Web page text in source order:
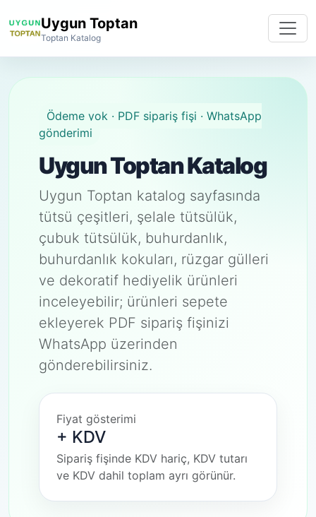
Uygun Toptan
Toptan Katalog
Ödeme yok · PDF sipariş fişi · WhatsApp
gönderimi
Uygun Toptan Katalog
Uygun Toptan katalog sayfasında
tütsü çeşitleri, şelale tütsülük,
çubuk tütsülük, buhurdanlık,
buhurdanlık kokuları, rüzgar gülleri
ve dekoratif hediyelik ürünleri
inceleyebilir; ürünleri sepete
ekleyerek PDF sipariş fişinizi
WhatsApp üzerinden
gönderebilirsiniz.
Fiyat gösterimi
+ KDV
Sipariş fişinde KDV hariç, KDV tutarı
ve KDV dahil toplam ayrı görünür.